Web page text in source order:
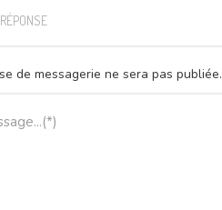
de messagerie ne sera pas publiée.